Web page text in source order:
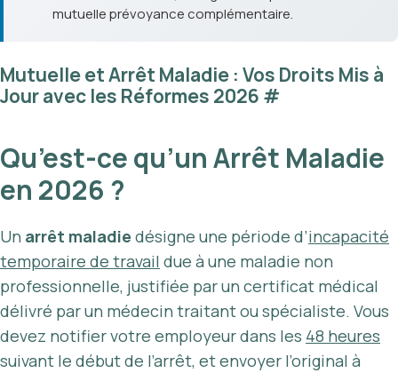
mutuelle prévoyance complémentaire.
Mutuelle et Arrêt Maladie : Vos Droits Mis à
Jour avec les Réformes 2026 #
Qu’est-ce qu’un Arrêt Maladie
en 2026 ?
Un arrêt maladie désigne une période d’incapacité
temporaire de travail due à une maladie non
professionnelle, justifiée par un certificat médical
délivré par un médecin traitant ou spécialiste. Vous
devez notifier votre employeur dans les 48 heures
suivant le début de l’arrêt, et envoyer l’original à